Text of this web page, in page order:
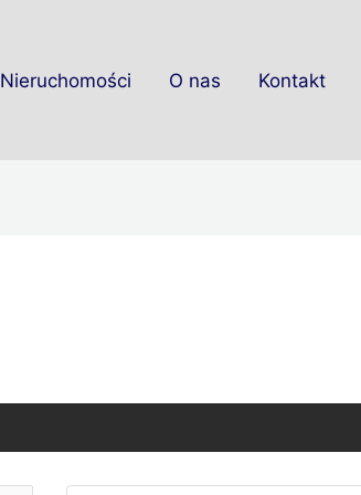
Nieruchomości O nas Kontakt